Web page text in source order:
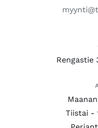
Rengastie
Tiistai -